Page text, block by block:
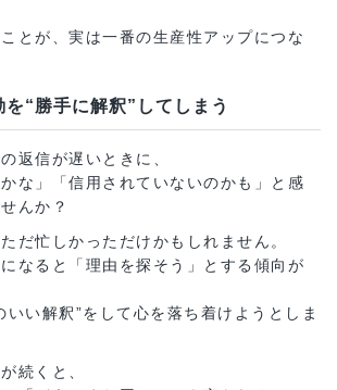
とが、実は一番の生産性アップにつな
を“勝手に解釈”してしまう
返信が遅いときに、
かな」「信用されていないのかも」と感
んか？
だ忙しかっただけかもしれません。
なると「理由を探そう」とする傾向が
いい解釈”をして心を落ち着けようとしま
続くと、